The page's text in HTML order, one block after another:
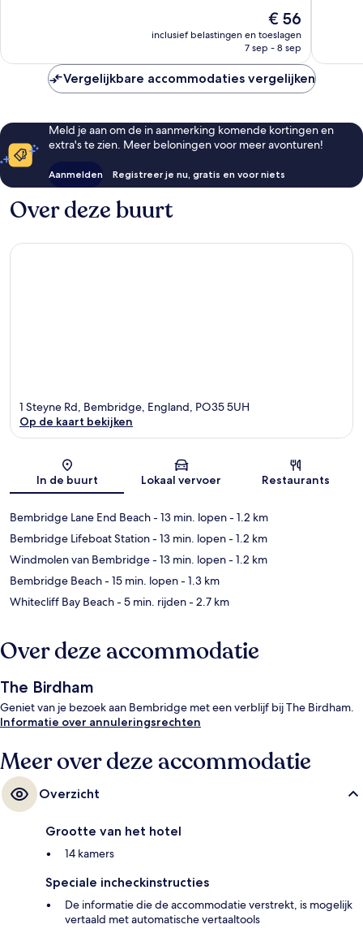
De
prijs
€ 56
inclusief belastingen en toeslagen
7 sep - 8 sep
Vergelijkbare accommodaties vergelijken
Meld je aan om de in aanmerking komende kortingen en
extra's te zien. Meer beloningen voor meer avonturen!
Aanmelden Registreer je nu, gratis en voor niets
Over deze buurt
Kaart
1 Steyne Rd, Bembridge, England, PO35 5UH
Op de kaart bekijken
In de buurt Lokaal vervoer Restaurants
Bembridge Lane End Beach- 13 min. lopen- 1.2 km
Bembridge Lifeboat Station- 13 min. lopen- 1.2 km
Windmolen van Bembridge- 13 min. lopen- 1.2 km
Bembridge Beach- 15 min. lopen- 1.3 km
Whitecliff Bay Beach- 5 min. rijden- 2.7 km
Over deze accommodatie
The Birdham
Geniet van je bezoek aan Bembridge met een verblijf bij The Birdham.
Informatie over annuleringsrechten
Meer over deze accommodatie
Overzicht
Grootte van het hotel
14 kamers
Speciale incheckinstructies
De informatie die de accommodatie verstrekt, is mogelijk
vertaald met automatische vertaaltools